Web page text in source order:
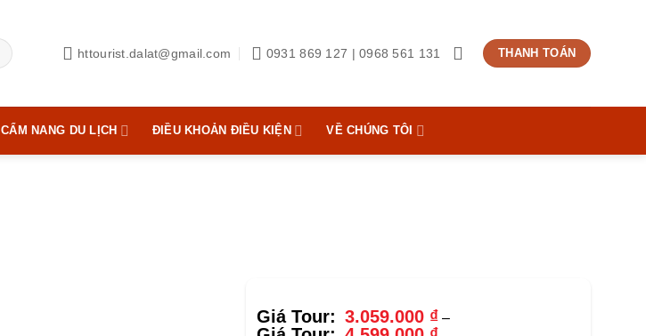
httourist.dalat@gmail.com 0931 869 127 | 0968 561 131 THANH TOÁN
CẨM NANG DU LỊCH ĐIỀU KHOẢN ĐIỀU KIỆN VỀ CHÚNG TÔI
3.059.000 ₫ –
Khoảng